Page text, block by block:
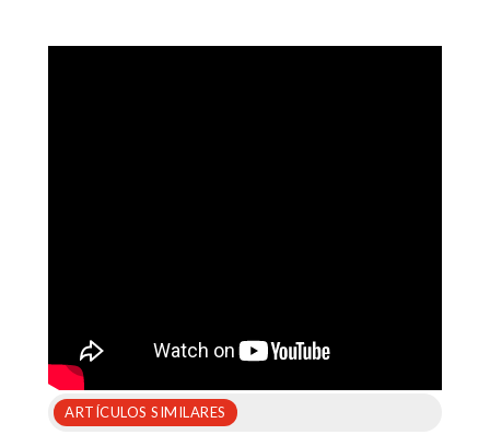
ARTÍCULOS SIMILARES